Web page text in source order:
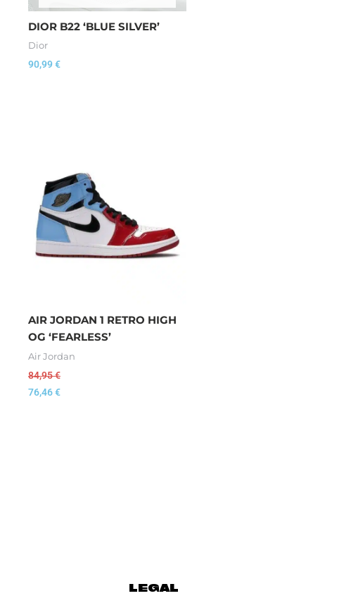
DIOR B22 ‘BLUE SILVER’
Dior
90,99€
AIR JORDAN 1 RETRO HIGH
OG ‘FEARLESS’
Air Jordan
84,95€
76,46€
LEGAL